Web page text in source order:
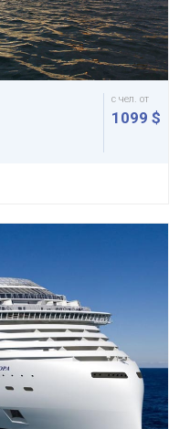
с чел. от
1099 $